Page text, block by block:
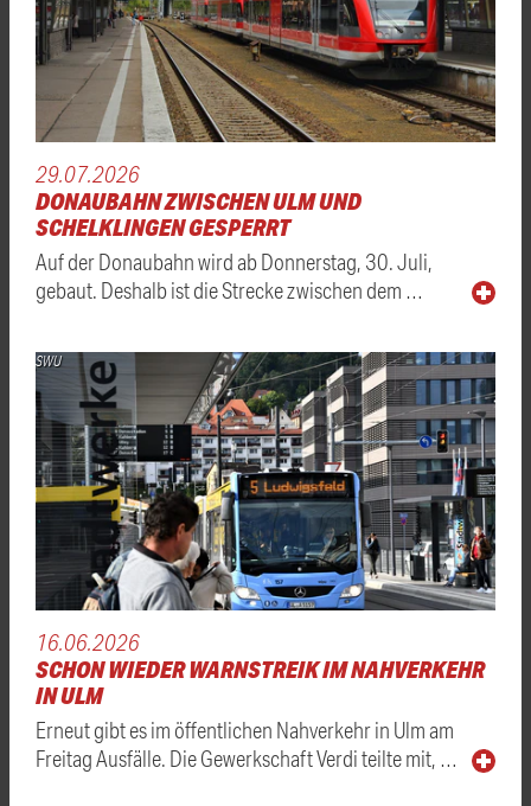
29.07.2026
DONAUBAHN ZWISCHEN ULM UND
SCHELKLINGEN GESPERRT
Auf der Donaubahn wird ab Donnerstag, 30. Juli,
gebaut. Deshalb ist die Strecke zwischen dem …
SWU
16.06.2026
SCHON WIEDER WARNSTREIK IM NAHVERKEHR
IN ULM
Erneut gibt es im öffentlichen Nahverkehr in Ulm am
Freitag Ausfälle. Die Gewerkschaft Verdi teilte mit, …